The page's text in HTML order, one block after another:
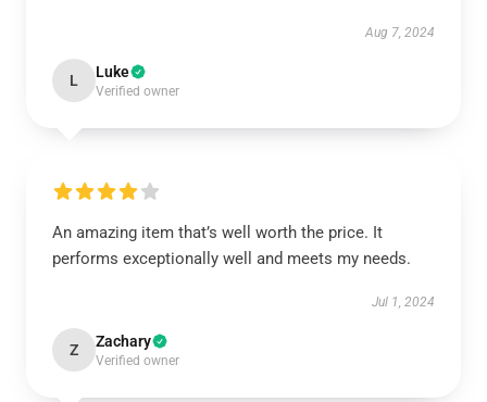
Aug 7, 2024
L Luke
Verified owner
An amazing item that’s well worth the price. It
performs exceptionally well and meets my needs.
Jul 1, 2024
Z Zachary
Verified owner